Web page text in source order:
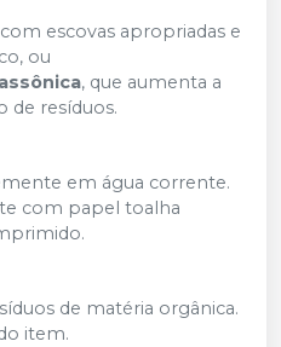
escovas apropriadas e
ou
, que aumenta a
de resíduos.
em água corrente.
com papel toalha
de matéria orgânica.
item.